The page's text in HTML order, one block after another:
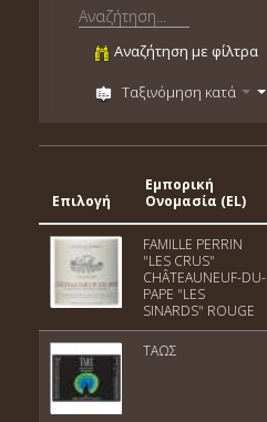
Αναζήτηση με φίλτρα
Ταξινόμηση κατά
Επιλογή
Εμπορική
Ονομασία (EL)
FAMILLE PERRIN
"LES CRUS"
CHÂTEAUNEUF-DU-
PAPE "LES
SINARDS" ROUGE
ΤΑΩΣ